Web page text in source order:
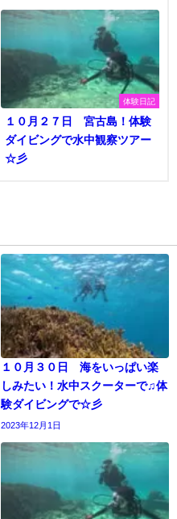
体験日記
１０月２７日 宮古島！体験
ダイビングで水中観察ツアー
☆彡
１０月３０日 海をいっぱい楽
しみたい！水中スクーターで♫体
験ダイビングで☆彡
2023年12月1日